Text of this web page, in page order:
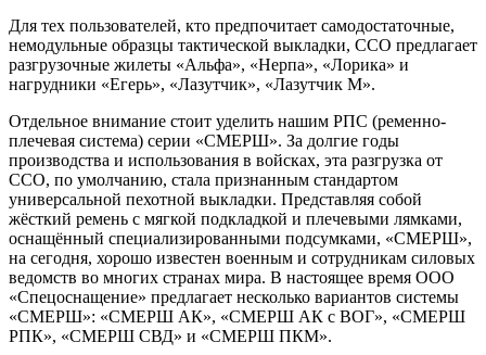
Для тех пользователей, кто предпочитает самодостаточные,
немодульные образцы тактической выкладки, ССО предлагает
разгрузочные жилеты «Альфа», «Нерпа», «Лорика» и
нагрудники «Егерь», «Лазутчик», «Лазутчик М».
Отдельное внимание стоит уделить нашим РПС (ременно-
плечевая система) серии «СМЕРШ». За долгие годы
производства и использования в войсках, эта разгрузка от
ССО, по умолчанию, стала признанным стандартом
универсальной пехотной выкладки. Представляя собой
жёсткий ремень с мягкой подкладкой и плечевыми лямками,
оснащённый специализированными подсумками, «СМЕРШ»,
на сегодня, хорошо известен военным и сотрудникам силовых
ведомств во многих странах мира. В настоящее время ООО
«Спецоснащение» предлагает несколько вариантов системы
«СМЕРШ»: «СМЕРШ АК», «СМЕРШ АК с ВОГ», «СМЕРШ
РПК», «СМЕРШ СВД» и «СМЕРШ ПКМ».